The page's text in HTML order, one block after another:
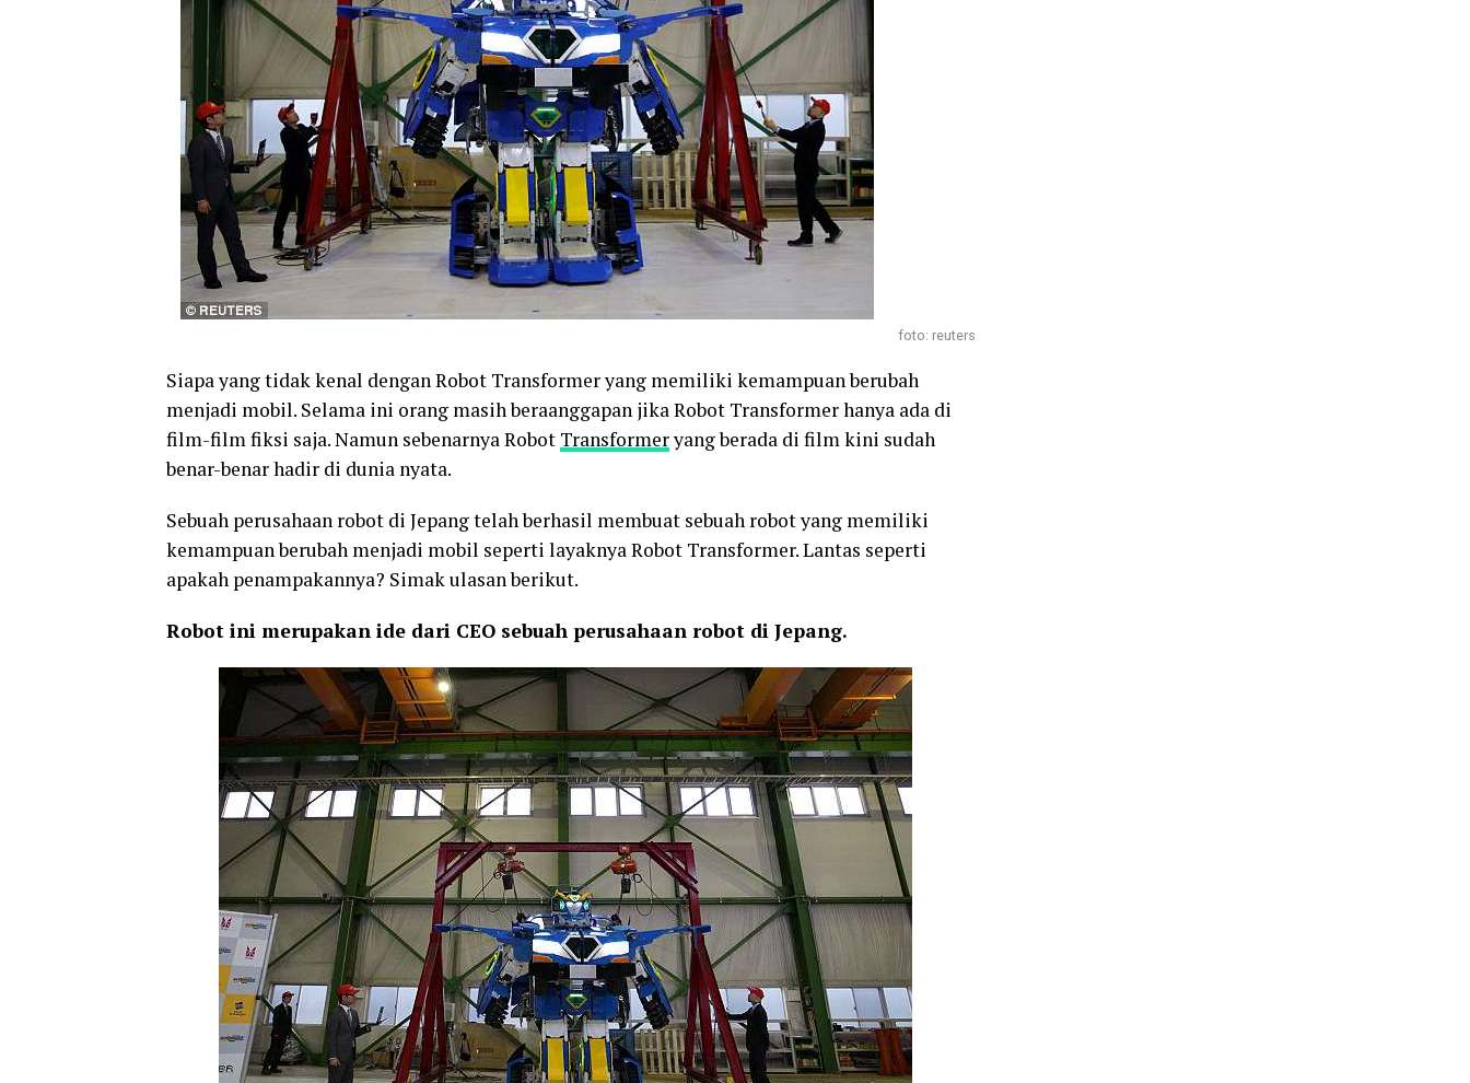
foto: reuters
Siapa yang tidak kenal dengan Robot Transformer yang memiliki kemampuan berubah
menjadi mobil. Selama ini orang masih beraanggapan jika Robot Transformer hanya ada di
film-film fiksi saja. Namun sebenarnya Robot Transformeryang berada di film kini sudah
benar-benar hadir di dunia nyata.
Sebuah perusahaan robot di Jepang telah berhasil membuat sebuah robot yang memiliki
kemampuan berubah menjadi mobil seperti layaknya Robot Transformer. Lantas seperti
apakah penampakannya? Simak ulasan berikut.
Robot ini merupakan ide dari CEO sebuah perusahaan robot di Jepang.